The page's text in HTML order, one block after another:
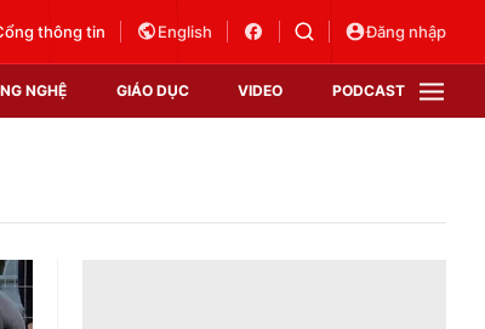
thông tin English Đăng nhập
NGHỆ GIÁO DỤC VIDEO PODCAST
VTV Sức khoẻ